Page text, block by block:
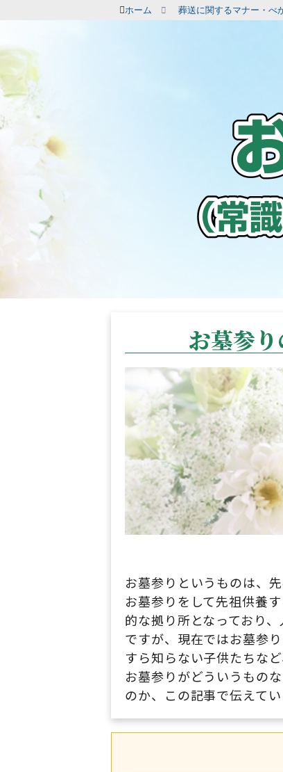
ホーム 葬送に関するマナー・べ
お墓参
お墓参りというものは、
お墓参りをして先祖供養
的な拠り所となっており
ですが、現在ではお墓参
すら知らない子供たちな
お墓参りがどういうもの
のか、この記事で伝えてい